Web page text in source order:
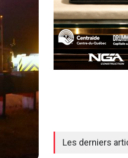
Les derniers